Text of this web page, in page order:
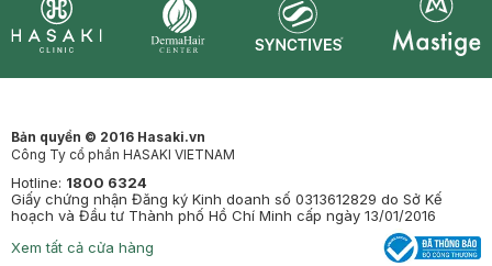
Bản quyền © 2016 Hasaki.vn
Công Ty cổ phần HASAKI VIETNAM
Hotline: 1800 6324
Giấy chứng nhận Đăng ký Kinh doanh số 0313612829 do Sở Kế
hoạch và Đầu tư Thành phố Hồ Chí Minh cấp ngày 13/01/2016
Xem tất cả cửa hàng